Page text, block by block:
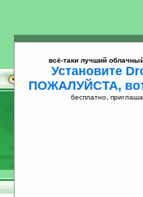
всё-таки лучший
Установите
ПОЖАЛУЙСТА,
бесплатно,